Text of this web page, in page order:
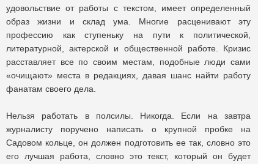
удовольствие от работы с текстом, имеет определенный
образ жизни и склад ума. Многие расценивают эту
профессию как ступеньку на пути к политической,
литературной, актерской и общественной работе. Кризис
расставляет все по своим местам, подобные люди сами
«очищают» места в редакциях, давая шанс найти работу
фанатам своего дела.
Нельзя работать в полсилы. Никогда. Если на завтра
журналисту поручено написать о крупной пробке на
Садовом кольце, он должен подготовить ее так, словно это
его лучшая работа, словно это текст, который он будет